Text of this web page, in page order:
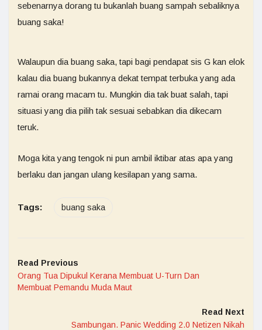
sebenarnya dorang tu bukanlah buang sampah sebaliknya
buang saka!
Walaupun dia buang saka, tapi bagi pendapat sis G kan elok
kalau dia buang bukannya dekat tempat terbuka yang ada
ramai orang macam tu. Mungkin dia tak buat salah, tapi
situasi yang dia pilih tak sesuai sebabkan dia dikecam
teruk.
Moga kita yang tengok ni pun ambil iktibar atas apa yang
berlaku dan jangan ulang kesilapan yang sama.
Tags: buang saka
Read Previous
Orang Tua Dipukul Kerana Membuat U-Turn Dan
Membuat Pemandu Muda Maut
Read Next
Sambungan. Panic Wedding 2.0 Netizen Nikah